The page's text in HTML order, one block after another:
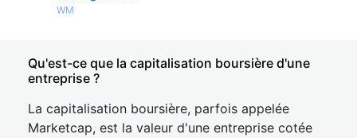
WM
Qu'est-ce que la capitalisation boursière d'une
entreprise ?
La capitalisation boursière, parfois appelée
Marketcap, est la valeur d'une entreprise cotée